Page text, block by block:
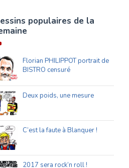
populaires de la
Florian PHILIPPOT portrait de
BISTRO censuré
Deux poids, une mesure
C’est la faute à Blanquer !
2017 sera rock’n roll !